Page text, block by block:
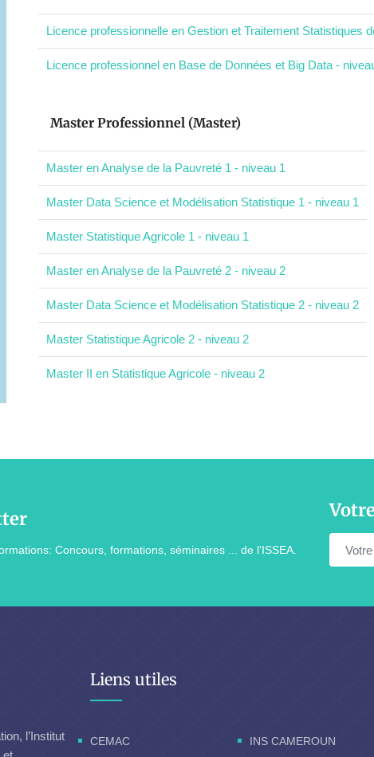
Licence professionnelle en Gestion et Traitement Statistiques
Licence professionnel en Base de Données et Big Data -
Master Professionnel (Master)
Master en Analyse de la Pauvreté 1 - niveau 1
Master Data Science et Modélisation Statistique 1 - niveau 1
Master Statistique Agricole 1 - niveau 1
Master en Analyse de la Pauvreté 2 - niveau 2
Master Data Science et Modélisation Statistique 2 - niveau 2
Master Statistique Agricole 2 - niveau 2
Master II en Statistique Agricole - niveau 2
Concours, formations, séminaires ... de l'ISSEA.
l’Institut
Liens utiles
CEMAC INS CAMEROUN